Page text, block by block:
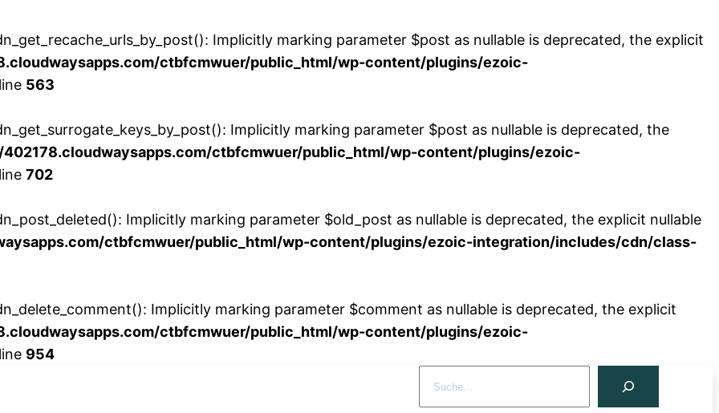
Implicitly marking parameter $post as nullable is deprecated, the explicit
ctbfcmwuer/public_html/wp-content/plugins/ezoic-
563
Implicitly marking parameter $post as nullable is deprecated, the
402178.cloudwaysapps.com/ctbfcmwuer/public_html/wp-content/plugins/ezoic-
702
Implicitly marking parameter $old_post as nullable is deprecated, the explicit nullable
ctbfcmwuer/public_html/wp-content/plugins/ezoic-integration/includes/cdn/class-
Implicitly marking parameter $comment as nullable is deprecated, the explicit
ctbfcmwuer/public_html/wp-content/plugins/ezoic-
954